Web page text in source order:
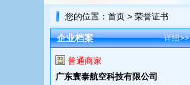
您的位置： 首页 > 荣誉证书
企业档案 详细>>
普通商家
广东寰泰航空科技有限公司